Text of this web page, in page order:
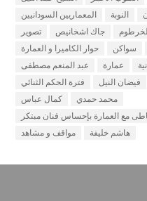
المعماريين السودانيين
النوبة
تصوير
جاك اشخانيص
حوار الكاميرا و العمارة
سواكن
عبد المنعم مصطفى
عمارة
فترة الحكم الثنائي
فيضان النيل
كمال عباس
محمد حمدي
مع العمارة بإحساس فنان مبتكر
مواقف و مشاهد
هاشم خليفة